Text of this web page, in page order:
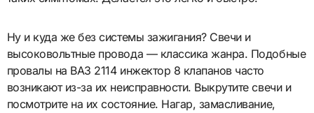
Ну и куда же без системы зажигания? Свечи и
высоковольтные провода — классика жанра. Подобные
провалы на ВАЗ 2114 инжектор 8 клапанов часто
возникают из-за их неисправности. Выкрутите свечи и
посмотрите на их состояние. Нагар, замасливание,